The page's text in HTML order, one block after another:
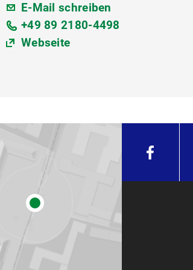
E-Mail schreiben
+49 89 2180-4498
Webseite